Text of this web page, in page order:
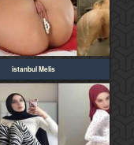
istanbul Melis